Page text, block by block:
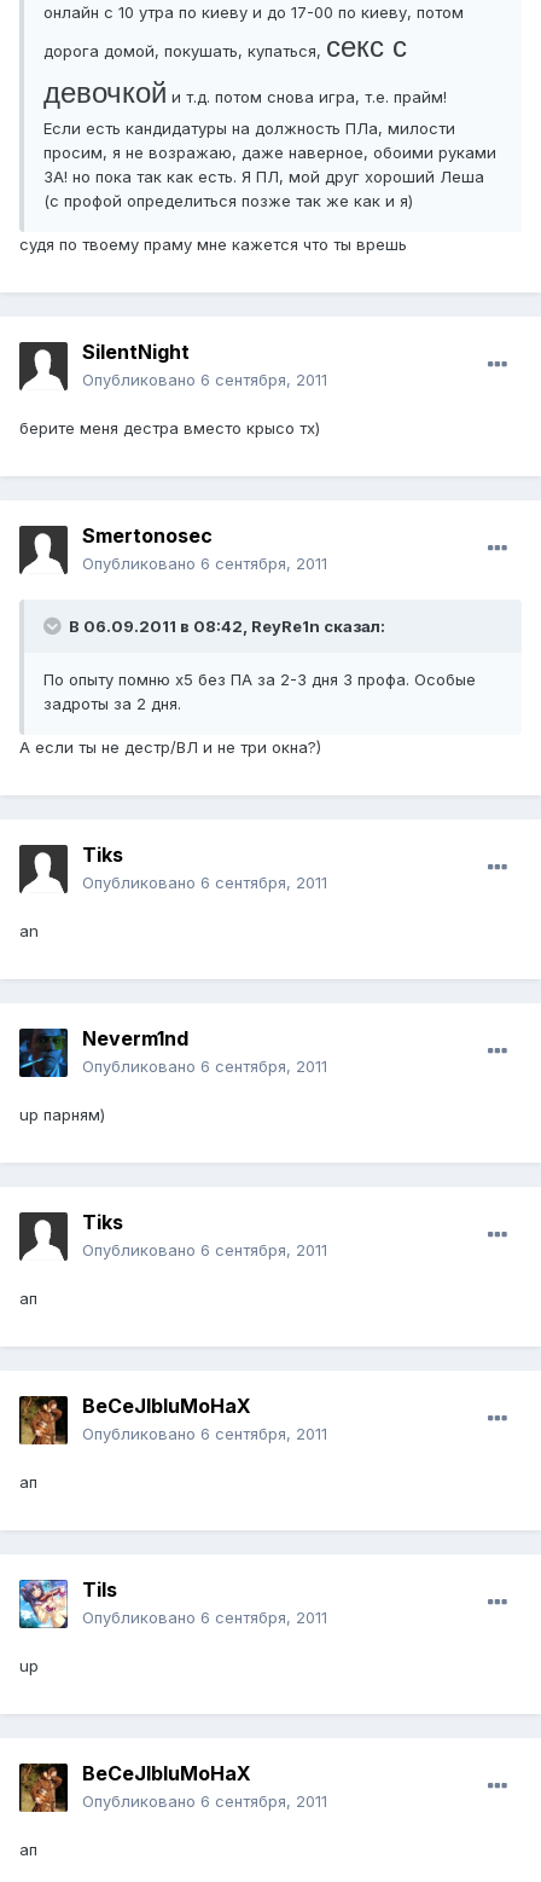
онлайн с 10 утра по киеву и до 17-00 по киеву, потом
дорога домой, покушать, купаться, секс с
девочкой и т.д. потом снова игра, т.е. прайм!
Если есть кандидатуры на должность ПЛа, милости
просим, я не возражаю, даже наверное, обоими руками
ЗА! но пока так как есть. Я ПЛ, мой друг хороший Леша
(с профой определиться позже так же как и я)
судя по твоему праму мне кажется что ты врешь
SilentNight
Опубликовано 6 сентября, 2011
берите меня дестра вместо крысо тх)
Smertonosec
Опубликовано 6 сентября, 2011
В 06.09.2011 в 08:42, ReyRe1n сказал:
По опыту помню х5 без ПА за 2-3 дня 3 профа. Особые
задроты за 2 дня.
А если ты не дестр/ВЛ и не три окна?)
Tiks
Опубликовано 6 сентября, 2011
an
Neverm1nd
Опубликовано 6 сентября, 2011
up парням)
Tiks
Опубликовано 6 сентября, 2011
ап
BeCeJIbIuMoHaX
Опубликовано 6 сентября, 2011
aп
Tils
Опубликовано 6 сентября, 2011
up
BeCeJIbIuMoHaX
Опубликовано 6 сентября, 2011
aп